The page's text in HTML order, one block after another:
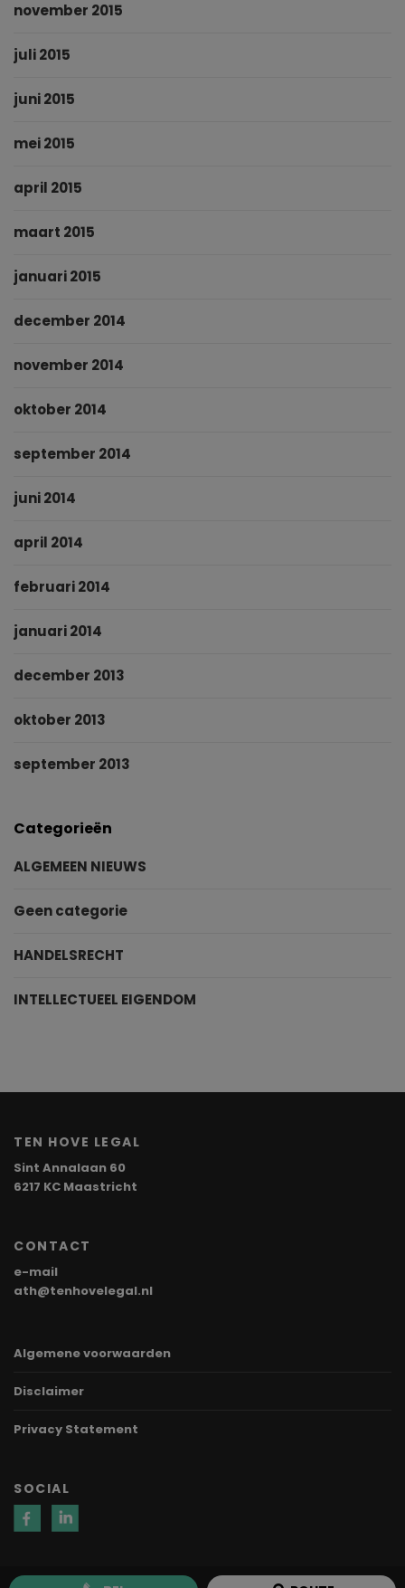
november 2015
juli 2015
juni 2015
mei 2015
april 2015
maart 2015
januari 2015
december 2014
november 2014
oktober 2014
september 2014
juni 2014
april 2014
februari 2014
januari 2014
december 2013
oktober 2013
september 2013
Categorieën
ALGEMEEN NIEUWS
Geen categorie
HANDELSRECHT
INTELLECTUEEL EIGENDOM
TEN HOVE LEGAL
Sint Annalaan 60
6217 KC Maastricht
CONTACT
e-mail
ath@tenhovelegal.nl
Algemene voorwaarden
Disclaimer
Privacy Statement
SOCIAL